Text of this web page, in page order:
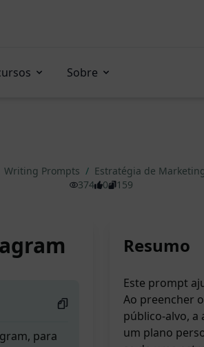
Sobre
Writing Prompts / Estratégia de
374
0 159
para
Resumo
Este prompt
Ao preencher
público-alvo, a
um plano